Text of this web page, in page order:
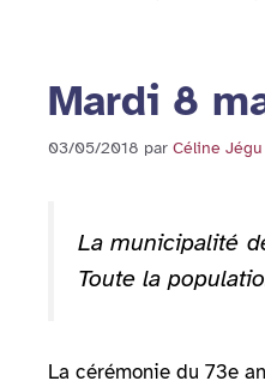
Mardi 8
03/05/2018 par Céline Jégu
La municipalité
Toute la
La cérémonie du 73e